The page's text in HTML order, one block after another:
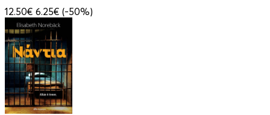
12.50€ 6.25€ (-50%)